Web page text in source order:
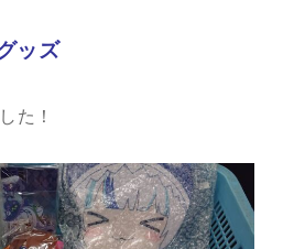
ッズ
た！